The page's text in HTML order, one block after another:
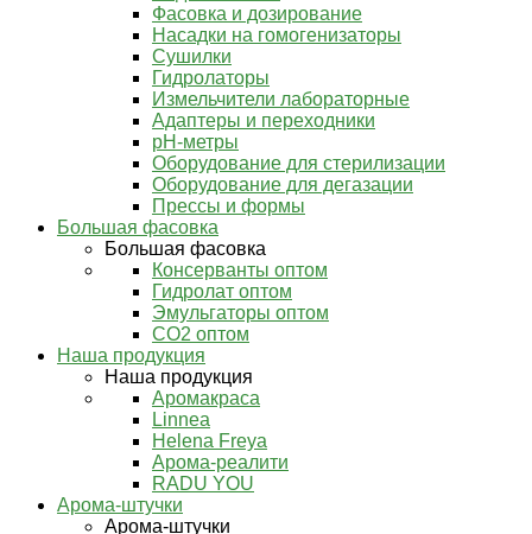
Фасовка и дозирование
Насадки на гомогенизаторы
Сушилки
Гидролаторы
Измельчители лабораторные
Адаптеры и переходники
pH-метры
Оборудование для стерилизации
Оборудование для дегазации
Прессы и формы
Большая фасовка
Большая фасовка
Консерванты оптом
Гидролат оптом
Эмульгаторы оптом
СО2 оптом
Наша продукция
Наша продукция
Аромакраса
Linnea
Helena Freya
Арома-реалити
RADU YOU
Арома-штучки
Арома-штучки